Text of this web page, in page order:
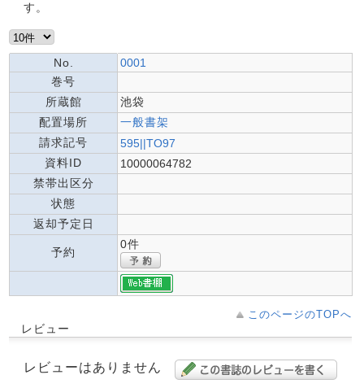
す。
No.
0001
巻号
所蔵館
池袋
配置場所
一般書架
請求記号
595||TO97
資料ID
10000064782
禁帯出区分
状態
返却予定日
予約
0件
このページのTOPへ
レビュー
レビューはありません